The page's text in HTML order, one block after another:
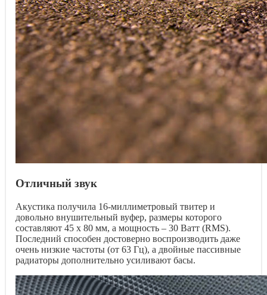
Отличный звук
Акустика получила 16-миллиметровый твитер и
довольно внушительный вуфер, размеры которого
составляют 45 x 80 мм, а мощность – 30 Ватт (RMS).
Последний способен достоверно воспроизводить даже
очень низкие частоты (от 63 Гц), а двойные пассивные
радиаторы дополнительно усиливают басы.